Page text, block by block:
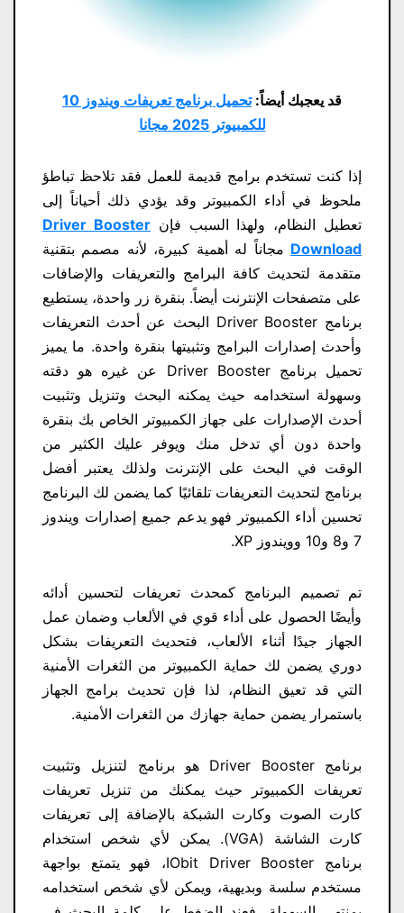
قد يعجبك أيضاً:
تحميل برنامج تعريفات ويندوز 10
للكمبيوتر 2025 مجانا
إذا كنت تستخدم برامج قديمة للعمل فقد تلاحظ تباطؤ
ملحوظ في أداء الكمبيوتر وقد يؤدي ذلك أحياناً إلى
تعطيل النظام، ولهذا السبب فإنDriver Booster
Download مجاناً له أهمية كبيرة، لأنه مصمم بتقنية
متقدمة لتحديث كافة البرامج والتعريفات والإضافات
على متصفحات الإنترنت أيضاً. بنقرة زر واحدة، يستطيع
برنامج Driver Booster البحث عن أحدث التعريفات
وأحدث إصدارات البرامج وتثبيتها بنقرة واحدة. ما يميز
تحميل برنامج Driver Booster عن غيره هو دقته
وسهولة استخدامه حيث يمكنه البحث وتنزيل وتثبيت
أحدث الإصدارات على جهاز الكمبيوتر الخاص بك بنقرة
واحدة دون أي تدخل منك ويوفر عليك الكثير من
الوقت في البحث على الإنترنت ولذلك يعتبر أفضل
برنامج لتحديث التعريفات تلقائيًا كما يضمن لك البرنامج
تحسين أداء الكمبيوتر فهو يدعم جميع إصدارات ويندوز
7 و8 و10 وويندوز XP.
تم تصميم البرنامج كمحدث تعريفات لتحسين أدائه
وأيضًا الحصول على أداء قوي في الألعاب وضمان عمل
الجهاز جيدًا أثناء الألعاب، فتحديث التعريفات بشكل
دوري يضمن لك حماية الكمبيوتر من الثغرات الأمنية
التي قد تعيق النظام، لذا فإن تحديث برامج الجهاز
باستمرار يضمن حماية جهازك من الثغرات الأمنية.
برنامج Driver Booster هو برنامج لتنزيل وتثبيت
تعريفات الكمبيوتر حيث يمكنك من تنزيل تعريفات
كارت الصوت وكارت الشبكة بالإضافة إلى تعريفات
كارت الشاشة (VGA). يمكن لأي شخص استخدام
برنامج IObit Driver Booster، فهو يتمتع بواجهة
مستخدم سلسة وبديهية، ويمكن لأي شخص استخدامه